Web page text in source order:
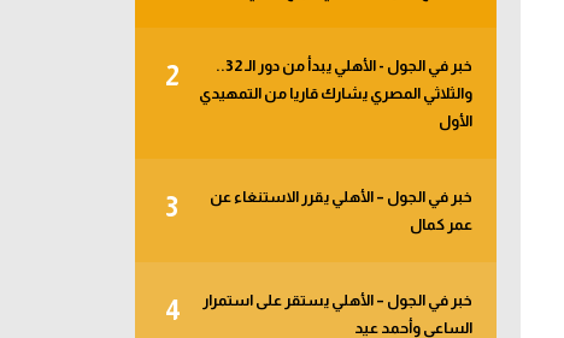
2
خبر في الجول - الأهلي يبدأ من دور الـ 32..
والثلاثي المصري يشارك قاريا من التمهيدي
الأول
3
خبر في الجول – الأهلي يقرر الاستنغاء عن
عمر كمال
4
خبر في الجول – الأهلي يستقر على استمرار
الساعي وأحمد عيد